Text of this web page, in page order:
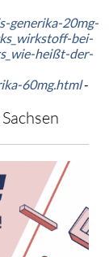
generika-20mg-
bei-
heißt-der-
60mg.html-